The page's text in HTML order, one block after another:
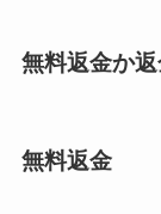
無料返金か
無料返金